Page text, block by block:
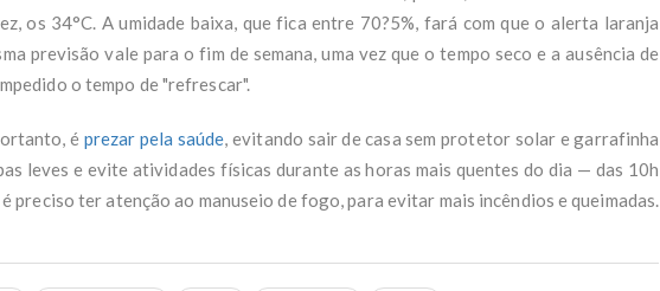
os 34°C. A umidade baixa, que fica entre 70?5%, fará com que o alerta laranja
previsão vale para o fim de semana, uma vez que o tempo seco e a ausência de
o tempo de "refrescar".
é prezar pela saúde, evitando sair de casa sem protetor solar e garrafinha
leves e evite atividades físicas durante as horas mais quentes do dia — das 10h
preciso ter atenção ao manuseio de fogo, para evitar mais incêndios e queimadas.